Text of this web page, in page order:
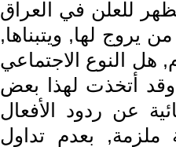
للعلن في العراق
يروج لها, ويتبناها,
هل النوع الاجتماعي
أتخذت لهذا بعض
عن ردود الأفعال
ملزمة, بعدم تداول